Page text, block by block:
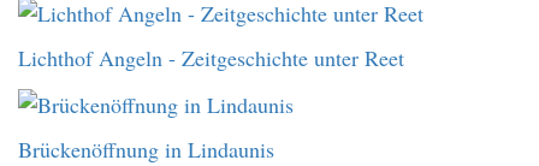
Lichthof Angeln - Zeitgeschichte unter Reet
Brückenöffnung in Lindaunis